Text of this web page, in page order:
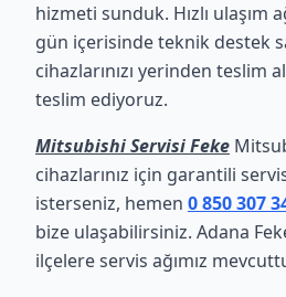
hizmeti sunduk. Hızlı ulaşım
gün içerisinde teknik destek
cihazlarınızı yerinden teslim
teslim ediyoruz.
Mitsubishi Servisi Feke
cihazlarınız için garantili
isterseniz, hemen 0 850 307
bize ulaşabilirsiniz. Adana
ilçelere servis ağımız